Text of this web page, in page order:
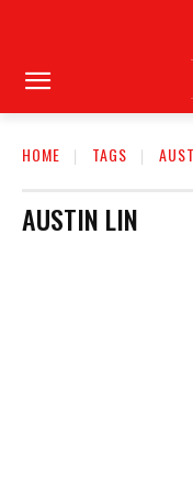
HOME TAGS
AUSTIN LIN